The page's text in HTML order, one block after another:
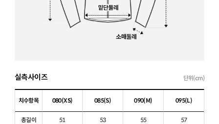
실측사이즈 단위(cm)
치수항목 080(XS) 085(S) 090(M) 095(L)
총길이 51 53 55 57